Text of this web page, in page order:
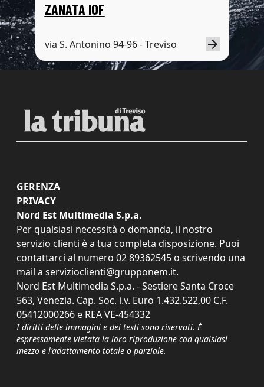
ZANATA IOF
via S. Antonino 94-96 - Treviso
GERENZA
PRIVACY
Nord Est Multimedia S.p.a.
Per qualsiasi necessità o domanda, il nostro
servizio clienti è a tua completa disposizione. Puoi
contattarci al numero 02 89362545 o scrivendo una
mail a servizioclienti@grupponem.it.
Nord Est Multimedia S.p.a. - Sestiere Santa Croce
563, Venezia. Cap. Soc. i.v. Euro 1.432.522,00 C.F.
05412000266 e REA VE-454332
I diritti delle immagini e dei testi sono riservati. È
espressamente vietata la loro riproduzione con qualsiasi
mezzo e l'adattamento totale o parziale.